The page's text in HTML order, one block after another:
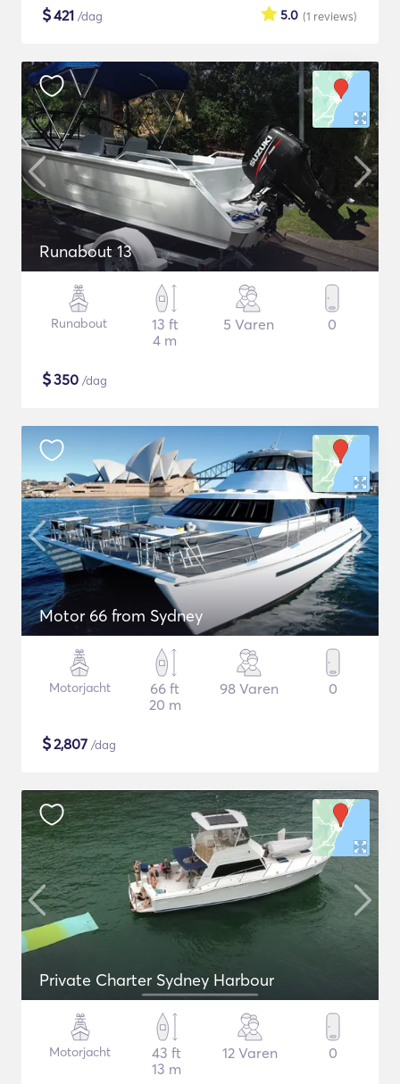
$421 /dag (1 reviews)
5.0
Runabout 13
Runabout
13 ft
4 m
5 Varen 0
$350 /dag
Motor 66 from Sydney
Motorjacht
66 ft
20 m
98 Varen 0
$2,807 /dag
Private Charter Sydney Harbour
Motorjacht
43 ft
13 m
12 Varen 0